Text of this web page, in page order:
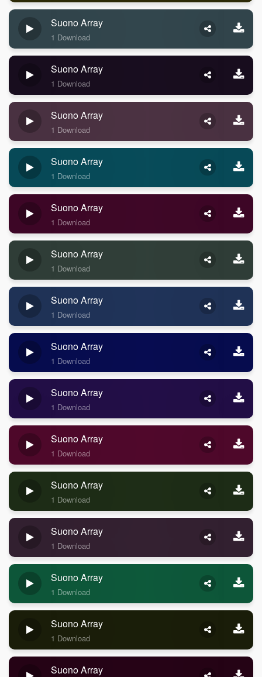
Suono Array
1 Download
Suono Array
1 Download
Suono Array
1 Download
Suono Array
1 Download
Suono Array
1 Download
Suono Array
1 Download
Suono Array
1 Download
Suono Array
1 Download
Suono Array
1 Download
Suono Array
1 Download
Suono Array
1 Download
Suono Array
1 Download
Suono Array
1 Download
Suono Array
1 Download
Suono Array